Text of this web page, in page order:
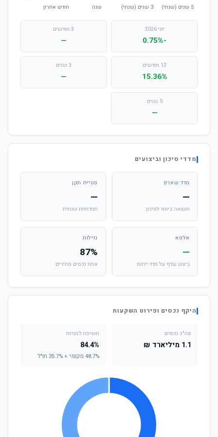
יוני 2026
-0.75%
3 חודשים
—
12 חודשים
15.36%
3 שנים
—
5 שנים
—
מדדי סיכון וביצועים
מדד שארפ
—
תשואה ביחס לסיכון
סטיית תקן
—
תנודתיות שנתית
אלפא
—
ביצוע עודף על מדד ייחוס
נזילות
87%
אחוז נכסים סחירים
היקף נכסים ופירוט השקעות
סה"כ נכסים
1.1 מיליארד ₪
חשיפה למניות
84.4%
48.7% מקומי + 35.7% חו"ל